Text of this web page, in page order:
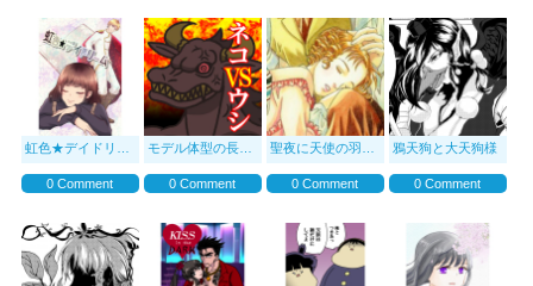
虹色★デイドリーム
0 Comment
モデル体型の長足ネコチャンのおはなし（大長編） ネコVSウシ
0 Comment
聖夜に天使の羽根降る
0 Comment
鴉天狗と大天狗様
0 Comment